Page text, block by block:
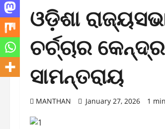
ଓଡ଼ିଶା
ଚର୍ଚ୍ଚାର
ସାମନ୍ତରାୟ
MANTHAN January 27, 2026 1